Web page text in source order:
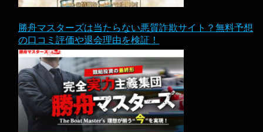
勝舟マスターズは当たらない悪質詐欺サイト？無料予想
の口コミ評価や退会理由を検証！